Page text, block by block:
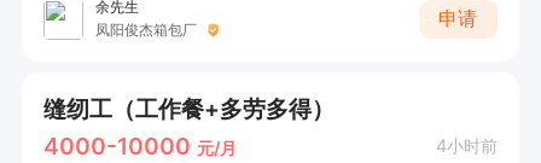
余先生
凤阳俊杰箱包厂
申请
缝纫工（工作餐+多劳多得）
4000-10000 元/月 4小时前